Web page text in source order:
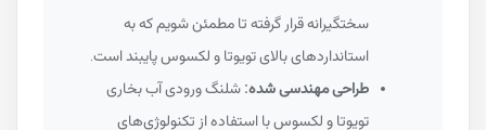
سختگیرانه قرار گرفته تا مطمئن شویم که به
استانداردهای بالای تویوتا و لکسوس پایبند است.
طراحی مهندسی شده:شلنگ ورودی آب بخاری
تویوتا و لکسوس با استفاده از تکنولوژی‌های